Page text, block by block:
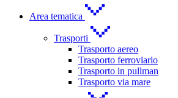
Area tematica
Trasporti
Trasporto aereo
Trasporto ferroviario
Trasporto in pullman
Trasporto via mare